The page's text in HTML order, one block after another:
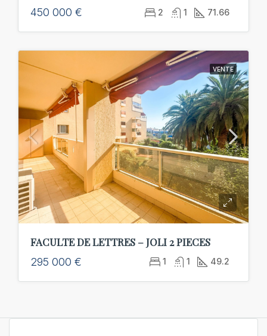
450 000 € 2 1 71.66
VENTE
FACULTE DE LETTRES – JOLI 2 PIECES
295 000 € 1 1 49.2